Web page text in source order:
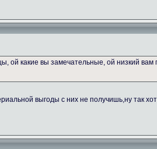
ой какие вы замечательные, ой низкий вам
выгоды с них не получишь,ну так